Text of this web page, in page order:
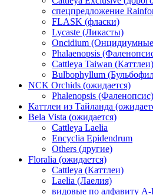
спецпредложение
FLASK (фласки)
Lycaste (Ликасты)
Oncidium
Phalaenopsis
Cattleya Taiwan (Каттлеи)
Bulbophyllum
NCK Orchids (ожидается)
Phalenopsis (Фаленопсис)
Каттлеи из Тайланда
Bela Vista (ожидается)
Cattleya Laelia
Encyclia Epidendrum
Others (другие)
Floralia (ожидается)
Cattleya (Каттлеи)
Laelia (Лаелия)
видовые по алфавиту